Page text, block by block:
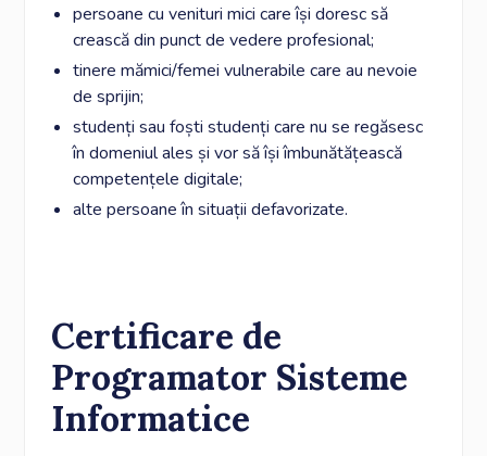
persoane cu venituri mici care își doresc să
crească din punct de vedere profesional;
tinere mămici/femei vulnerabile care au nevoie
de sprijin;
studenți sau foști studenți care nu se regăsesc
în domeniul ales și vor să își îmbunătățească
competențele digitale;
alte persoane în situații defavorizate.
Certificare de
Programator Sisteme
Informatice